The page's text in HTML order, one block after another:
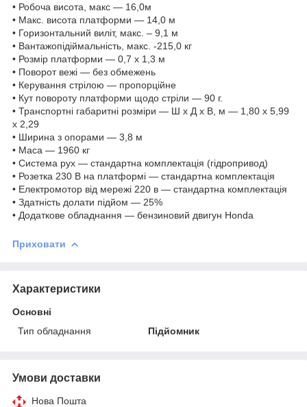
• Робоча висота, макс — 16,0м
• Макс. висота платформи — 14,0 м
• Горизонтальний виліт, макс. – 9,1 м
• Вантажопідіймальність, макс. -215,0 кг
• Розмір платформи — 0,7 х 1,3 м
• Поворот вежі — без обмежень
• Керування стрілою — пропорційне
• Кут повороту платформи щодо стріли — 90 г.
• Транспортні габаритні розміри — Ш х Д х В, м — 1,80 х 5,99
х 2,29
• Ширина з опорами — 3,8 м
• Маса — 1960 кг
• Система рух — стандартна комплектація (гідропривод)
• Розетка 230 В на платформі — стандартна комплектація
• Електромотор від мережі 220 в — стандартна комплектація
• Здатність долати підйом — 25%
• Додаткове обладнання — бензиновий двигун Honda
Приховати
Характеристики
Основні
Тип обладнання
Підйомник
Умови доставки
Нова Пошта